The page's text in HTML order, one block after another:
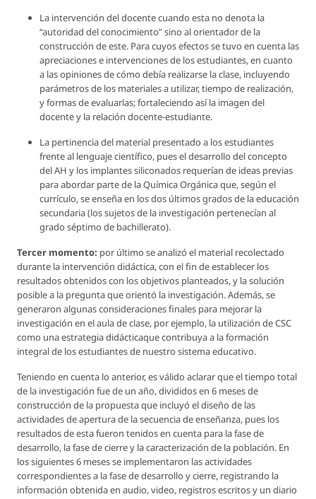
La intervención del docente cuando esta no denota la
“autoridad del conocimiento” sino al orientador de la
construcción de este. Para cuyos efectos se tuvo en cuenta las
apreciaciones e intervenciones de los estudiantes, en cuanto
a las opiniones de cómo debía realizarse la clase, incluyendo
parámetros de los materiales a utilizar, tiempo de realización,
y formas de evaluarlas; fortaleciendo así la imagen del
docente y la relación docente‐estudiante.
La pertinencia del material presentado a los estudiantes
frente al lenguaje científico, pues el desarrollo del concepto
del AH y los implantes siliconados requerían de ideas previas
para abordar parte de la Química Orgánica que, según el
currículo, se enseña en los dos últimos grados de la educación
secundaria (los sujetos de la investigación pertenecían al
grado séptimo de bachillerato).
Tercer momento: por último se analizó el material recolectado
durante la intervención didáctica, con el fin de establecer los
resultados obtenidos con los objetivos planteados, y la solución
posible a la pregunta que orientó la investigación. Además, se
generaron algunas consideraciones finales para mejorar la
investigación en el aula de clase, por ejemplo, la utilización de CSC
como una estrategia didácticaque contribuya a la formación
integral de los estudiantes de nuestro sistema educativo.
Teniendo en cuenta lo anterior, es válido aclarar que el tiempo total
de la investigación fue de un año, divididos en 6 meses de
construcción de la propuesta que incluyó el diseño de las
actividades de apertura de la secuencia de enseñanza, pues los
resultados de esta fueron tenidos en cuenta para la fase de
desarrollo, la fase de cierre y la caracterización de la población. En
los siguientes 6 meses se implementaron las actividades
correspondientes a la fase de desarrollo y cierre, registrando la
información obtenida en audio, video, registros escritos y un diario